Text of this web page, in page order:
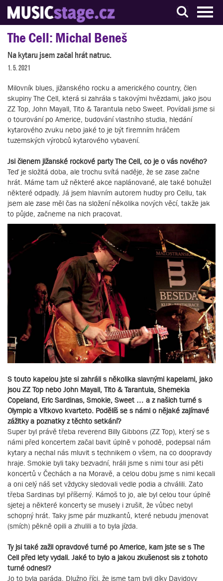
S muzikanty pro muzikanty
The Cell: Michal Beneš
Na kytaru jsem začal hrát natruc.
1. 5. 2021
Milovník blues, jižanského rocku a amerického country, člen
skupiny The Cell, která si zahrála s takovými hvězdami, jako jsou
ZZ Top, John Mayall, Tito & Tarantula nebo Sweet. Povídali jsme si
o tourování po Americe, budování vlastního studia, hledání
kytarového zvuku nebo jaké to je být firemním hráčem
tuzemských výrobců kytarového vybavení.
Jsi členem jižanské rockové party The Cell, co je o vás nového?
Teď je složitá doba, ale trochu svítá naděje, že se zase začne
hrát. Máme tam už některé akce naplánované, ale také bohužel
některé odpadly. Já jsem hlavním autorem hudby pro Cellu, tak
jsem ale zase měl čas na složení několika nových věcí, takže jak
to půjde, začneme na nich pracovat.
S touto kapelou jste si zahráli s několika slavnými kapelami, jako
jsou ZZ Top nebo John Mayall, Tito & Tarantula, Shemekia
Copeland, Eric Sardinas, Smokie, Sweet … a z našich turné s
Olympic a Vítkovo kvarteto. Podělíš se s námi o nějaké zajímavé
zážitky a poznatky z těchto setkání?
Super byl právě třeba reverend Billy Gibbons (ZZ Top), který se s
námi před koncertem začal bavit úplně v pohodě, podepsal nám
kytary a nechal nás mluvit s technikem o všem, na co doopravdy
hraje. Smokie byli taky bezvadní, hráli jsme s nimi tour asi pěti
koncertů v Čechách a na Moravě, a celou dobu jsme s nimi kecali
a oni celý náš set vždycky sledovali vedle podia a chválili. Zato
třeba Sardinas byl příšerný. Kámoš to jo, ale byl celou tour úplně
sjetej a některé koncerty se musely i zrušit, že vůbec nebyl
schopný hrát. Taky jsme pár muzikantů, které nebudu jmenovat
(smích) pěkně opili a zhulili a to byla jízda.
Ty jsi také zažil opravdové turné po Americe, kam jste se s The
Cell před lety vydali. Jaké to bylo a jakou zkušenost sis z tohoto
turné odnesl?
Jo to byla paráda. Dlužno říci, že jsme tam byli díky Davidovy